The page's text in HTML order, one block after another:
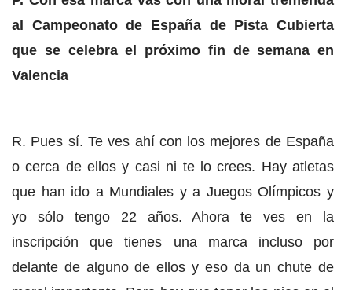
al Campeonato de España de Pista Cubierta
que se celebra el próximo fin de semana en
Valencia
R. Pues sí. Te ves ahí con los mejores de España
o cerca de ellos y casi ni te lo crees. Hay atletas
que han ido a Mundiales y a Juegos Olímpicos y
yo sólo tengo 22 años. Ahora te ves en la
inscripción que tienes una marca incluso por
delante de alguno de ellos y eso da un chute de